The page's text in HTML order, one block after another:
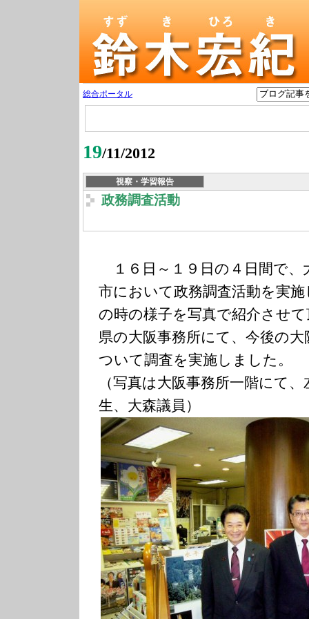
総合ポータル
19/11/2012
視察・学習報告
政務調査活動
１６日～１９日の４日間で、
市において政務調査活動を実
の時の様子を写真で紹介させ
県の大阪事務所にて、今後の
ついて調査を実施しました。
（写真は大阪事務所一階にて
生、大森議員）